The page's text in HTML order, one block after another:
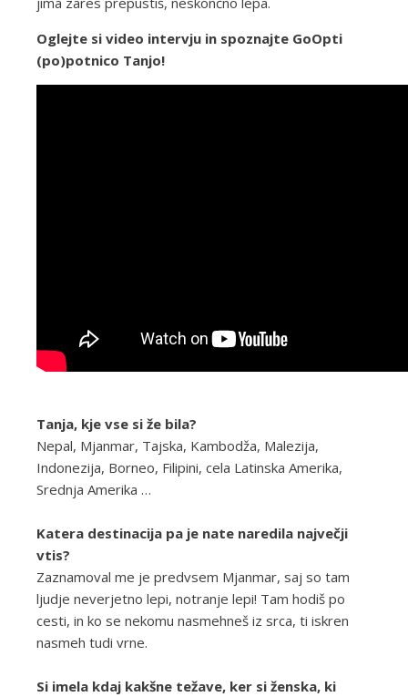
Oglejte si video intervju in spoznajte GoOpti
(po)potnico Tanjo!
Tanja, kje vse si že bila?
Nepal, Mjanmar, Tajska, Kambodža, Malezija,
Indonezija, Borneo, Filipini, cela Latinska Amerika,
Srednja Amerika …
Katera destinacija pa je nate naredila največji
vtis?
Zaznamoval me je predvsem Mjanmar, saj so tam
ljudje neverjetno lepi, notranje lepi! Tam hodiš po
cesti, in ko se nekomu nasmehneš iz srca, ti iskren
nasmeh tudi vrne.
Si imela kdaj kakšne težave, ker si ženska, ki